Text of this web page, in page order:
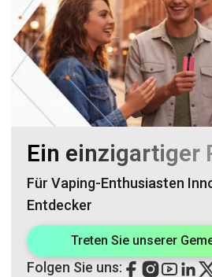
Ein einzigartiger
Für Vaping-Enthusiasten
Entdecker
Treten Sie unserer
Folgen Sie uns: